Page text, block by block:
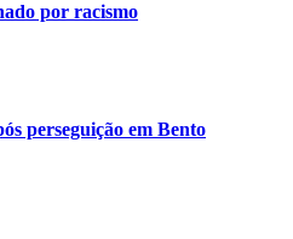
por racismo
perseguição em Bento